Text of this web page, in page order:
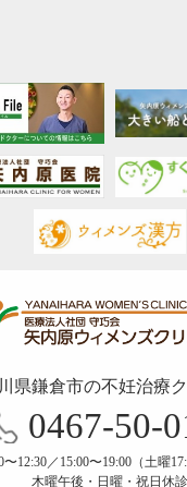
県鎌倉市の不妊治療
0467-50-
〜12:30／15:00〜19:00（土曜
木曜午後・日曜・祝日休診